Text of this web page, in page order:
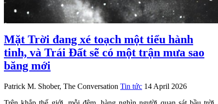
Mặt Trời đang xé toạch một tiểu hành
tinh, và Trái Đất sẽ có một trận mưa sao
băng mới
Patrick M. Shober, The Conversation Tin tức 14 April 2026